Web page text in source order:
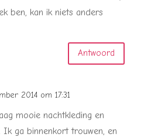
ben, kan ik niets anders
Antwoord
2014 om 17:31
mooie nachtkleding en
Ik ga binnenkort trouwen, en